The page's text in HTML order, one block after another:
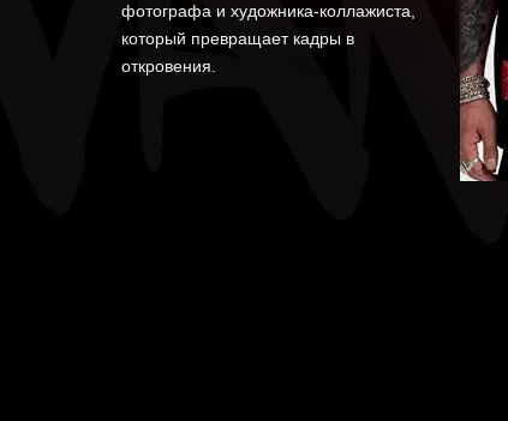
фотографа и художника-коллажиста,
который превращает кадры в
откровения.